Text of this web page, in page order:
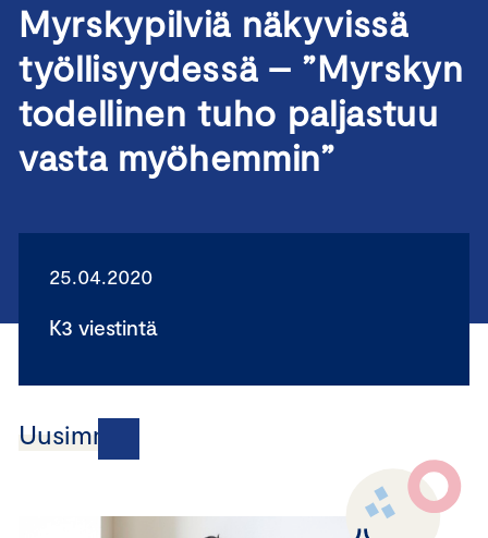
Myrskypilviä näkyvissä
työllisyydessä – ”Myrskyn
todellinen tuho paljastuu
vasta myöhemmin”
25.04.2020
K3 viestintä
Uusimmat